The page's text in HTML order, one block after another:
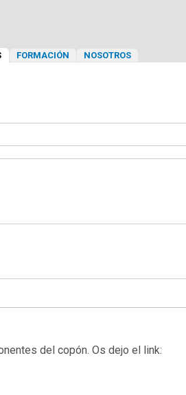
FORMACIÓN NOSOTROS
del copón. Os dejo el link: